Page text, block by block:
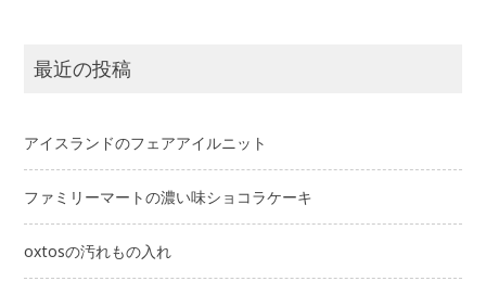
最近の投稿
アイスランドのフェアアイルニット
ファミリーマートの濃い味ショコラケーキ
oxtosの汚れもの入れ